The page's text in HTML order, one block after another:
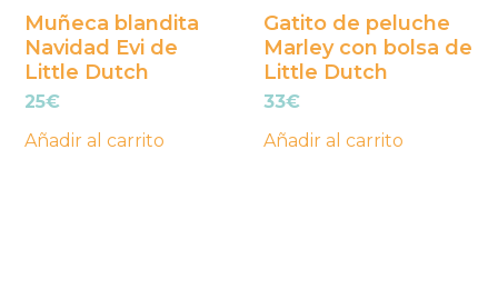
Muñeca blandita
Navidad Evi de
Little Dutch
25€
Añadir al carrito
Gatito de peluche
Marley con bolsa de
Little Dutch
33€
Añadir al carrito